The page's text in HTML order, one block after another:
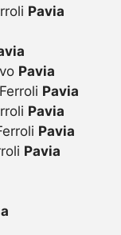
Pavia
Pavia
Pavia
Pavia
Pavia
Pavia